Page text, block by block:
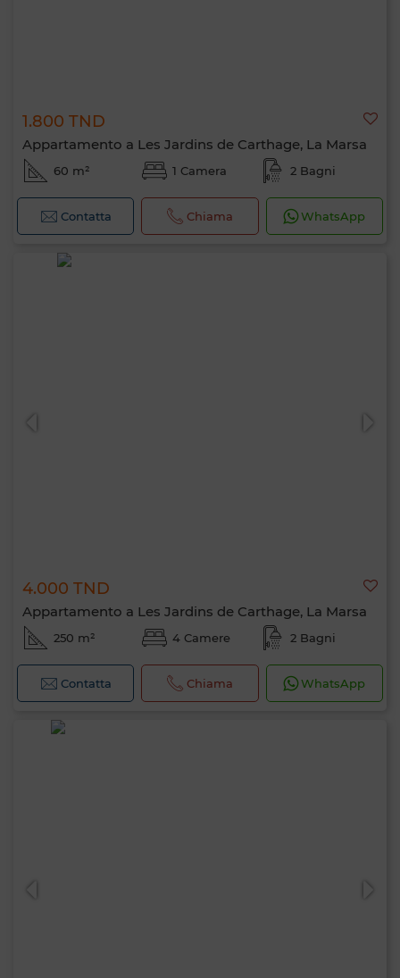
1.800 TND
Appartamento a Les Jardins de Carthage, La Marsa
60 m² 1 Camera 2 Bagni
Contatta Chiama WhatsApp
4.000 TND
Appartamento a Les Jardins de Carthage, La Marsa
250 m² 4 Camere 2 Bagni
Contatta Chiama WhatsApp